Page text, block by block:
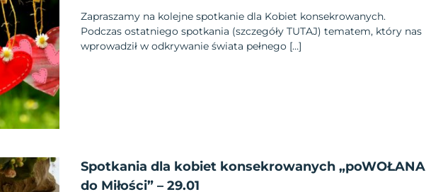
Zapraszamy na kolejne spotkanie dla Kobiet konsekrowanych.
Podczas ostatniego spotkania (szczegóły TUTAJ) tematem, który nas
wprowadził w odkrywanie świata pełnego […]
Spotkania dla kobiet konsekrowanych „poWOŁANA
do Miłości” – 29.01